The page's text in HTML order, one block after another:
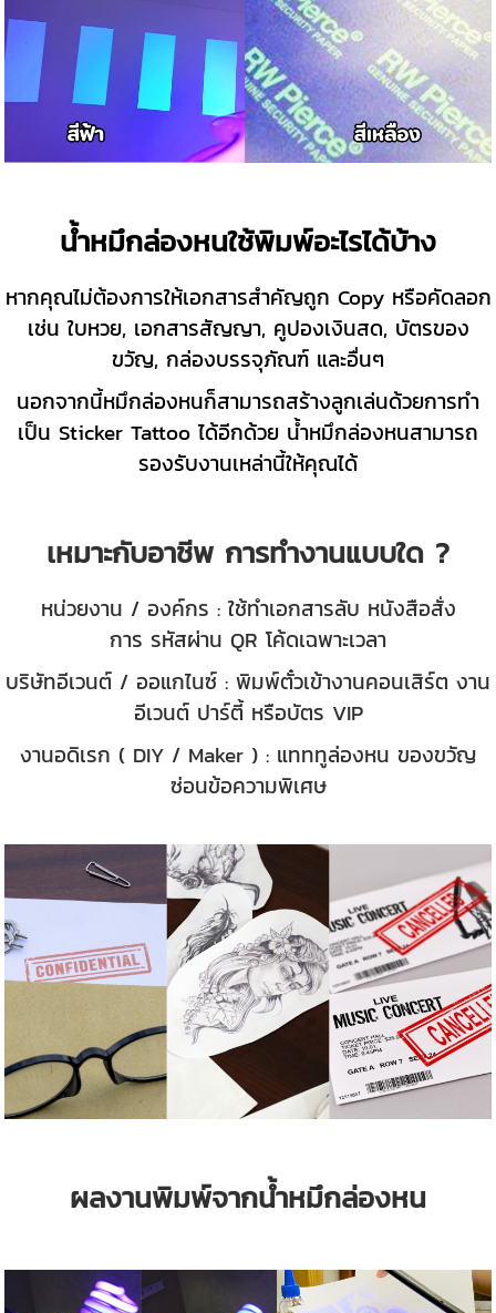
น้ำหมึกล่องหนใช้พิมพ์อะไรได้บ้าง
หากคุณไม่ต้องการให้เอกสารสำคัญถูก Copy หรือคัดลอก
เช่น ใบหวย, เอกสารสัญญา, คูปองเงินสด, บัตรของ
ขวัญ, กล่องบรรจุภัณฑ์ และอื่นๆ
นอกจากนี้หมึกล่องหนก็สามารถสร้างลูกเล่นด้วยการทำ
เป็น Sticker Tattoo ได้อีกด้วย น้ำหมึกล่องหนสามารถ
รองรับงานเหล่านี้ให้คุณได้
เหมาะกับอาชีพ การทำงานแบบใด ?
หน่วยงาน / องค์กร : ใช้ทำเอกสารลับ หนังสือสั่ง
การ รหัสผ่าน QR โค้ดเฉพาะเวลา
บริษัทอีเวนต์ / ออแกไนซ์ : พิมพ์ตั๋วเข้างานคอนเสิร์ต งาน
อีเวนต์ ปาร์ตี้ หรือบัตร VIP
งานอดิเรก ( DIY / Maker ) : แทททูล่องหน ของขวัญ
ซ่อนข้อความพิเศษ
ผลงานพิมพ์จากน้ำหมึกล่องหน